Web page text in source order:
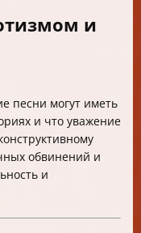
и
песни могут иметь
и что уважение
обвинений и
и